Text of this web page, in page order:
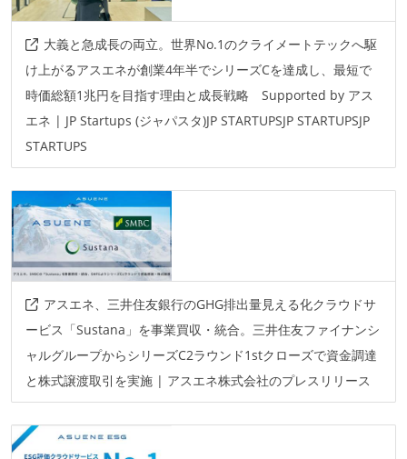
python
solidity
大義と急成長の両立。世界No.1のクライメートテックへ駆
け上がるアスエネが創業4年半でシリーズCを達成し、最短で
時価総額1兆円を目指す理由と成長戦略 Supported by アス
エネ | JP Startups (ジャパスタ)JP STARTUPSJP STARTUPSJP
STARTUPS
アスエネ、三井住友銀行のGHG排出量見える化クラウドサ
ービス「Sustana」を事業買収・統合。三井住友ファイナンシ
ャルグループからシリーズC2ラウンド1stクローズで資金調達
と株式譲渡取引を実施 | アスエネ株式会社のプレスリリース